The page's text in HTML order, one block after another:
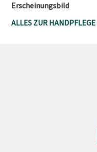
Erscheinungsbild
ALLES ZUR